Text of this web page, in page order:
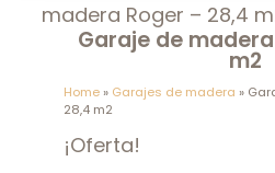
madera Roger – 28,4
Garaje de
m2
Home» Garajes de madera »
28,4 m2
¡Oferta!